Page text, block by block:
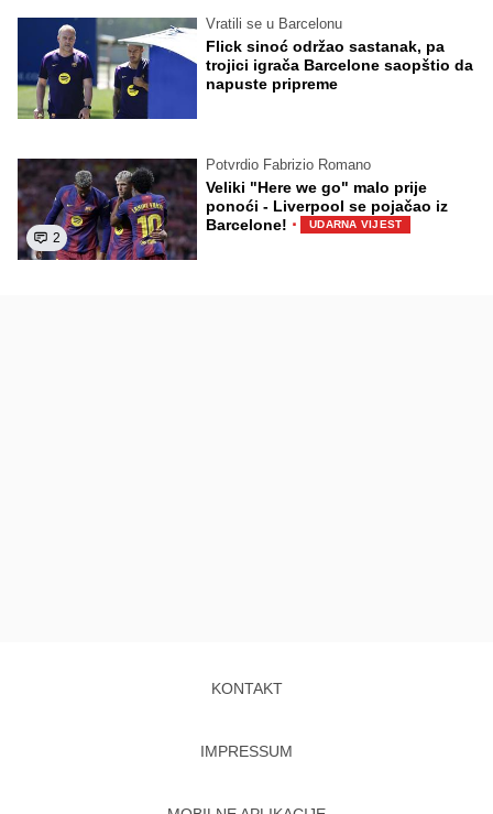
Vratili se u Barcelonu
Flick sinoć održao sastanak, pa
trojici igrača Barcelone saopštio da
napuste pripreme
2
Potvrdio Fabrizio Romano
Veliki "Here we go" malo prije
ponoći - Liverpool se pojačao iz
Barcelone! · UDARNA VIJEST
KONTAKT
IMPRESSUM